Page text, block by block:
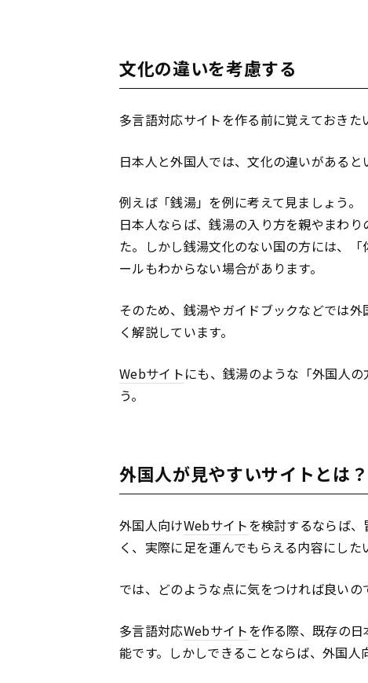
文化の違いを考慮する
多言語対応サイトを作る前に覚えておきた
日本人と外国人では、文化の違いがあると
例えば「銭湯」を例に考えて見ましょう。
日本人ならば、銭湯の入り方を親やまわ
た。しかし銭湯文化のない国の方には、
ールもわからない場合があります。
そのため、銭湯やガイドブックなどでは
く解説しています。
Webサイトにも、銭湯のような「外国人
う。
外国人が見やすいサイトとは？
外国人向けWebサイトを検討するならば
く、実際に足を運んでもらえる内容にした
では、どのような点に気をつければ良いの
多言語対応Webサイトを作る際、既存の日
能です。しかしできることならば、外国人